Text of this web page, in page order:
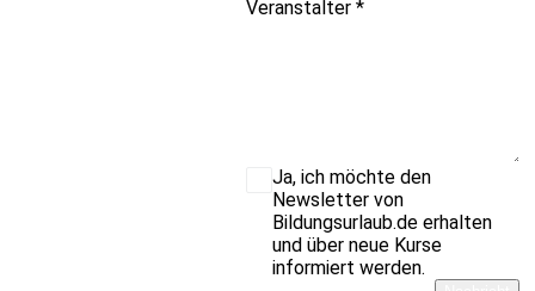
Veranstalter *
Ja, ich möchte den
Newsletter von
Bildungsurlaub.de erhalten
und über neue Kurse
informiert werden.